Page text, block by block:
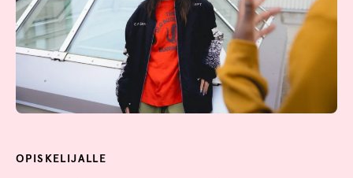
OPISKELIJALLE